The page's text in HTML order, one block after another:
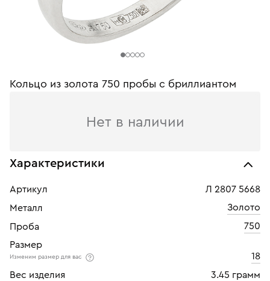
Кольцо из золота 750 пробы c бриллиантом
Нет в наличии
Характеристики
Артикул
Л 2807 5668
Металл
Золото
Проба
750
Размер
Изменим размер для вас
18
Вес изделия
3.45 грамм